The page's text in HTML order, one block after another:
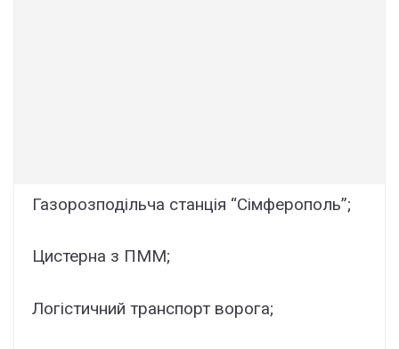
Газорозподільча станція “Сімферополь”;
Цистерна з ПММ;
Логістичний транспорт ворога;